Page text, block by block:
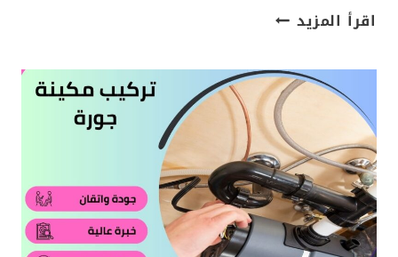
اقرأ المزيد تصليح
50537612